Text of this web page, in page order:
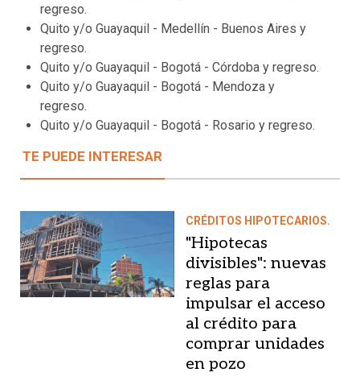
regreso.
Quito y/o Guayaquil - Medellín - Buenos Aires y
regreso.
Quito y/o Guayaquil - Bogotá - Córdoba y regreso.
Quito y/o Guayaquil - Bogotá - Mendoza y
regreso.
Quito y/o Guayaquil - Bogotá - Rosario y regreso.
TE PUEDE INTERESAR
CRÉDITOS HIPOTECARIOS.
"Hipotecas
divisibles": nuevas
reglas para
impulsar el acceso
al crédito para
comprar unidades
en pozo